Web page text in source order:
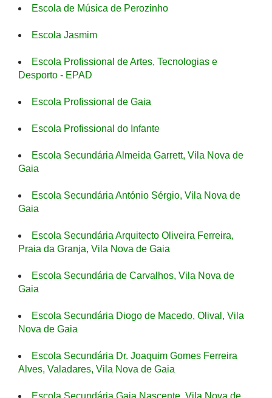
Escola de Música de Perozinho
Escola Jasmim
Escola Profissional de Artes, Tecnologias e
Desporto - EPAD
Escola Profissional de Gaia
Escola Profissional do Infante
Escola Secundária Almeida Garrett, Vila Nova de
Gaia
Escola Secundária António Sérgio, Vila Nova de
Gaia
Escola Secundária Arquitecto Oliveira Ferreira,
Praia da Granja, Vila Nova de Gaia
Escola Secundária de Carvalhos, Vila Nova de
Gaia
Escola Secundária Diogo de Macedo, Olival, Vila
Nova de Gaia
Escola Secundária Dr. Joaquim Gomes Ferreira
Alves, Valadares, Vila Nova de Gaia
Escola Secundária Gaia Nascente, Vila Nova de